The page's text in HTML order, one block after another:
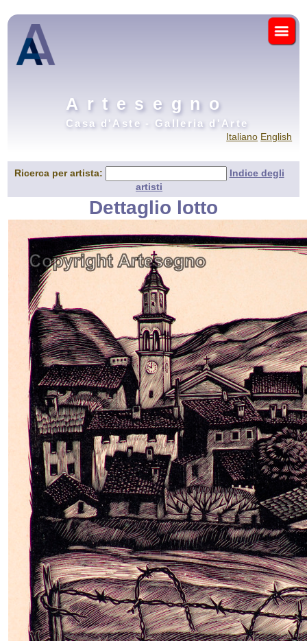
Artesegno
Casa d'Aste - Galleria d'Arte
Italiano English
Ricerca per artista:
Indice degli
artisti
Dettaglio lotto